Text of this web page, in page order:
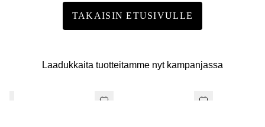
TAKAISIN ETUSIVULLE
Laadukkaita tuotteitamme nyt kampanjassa